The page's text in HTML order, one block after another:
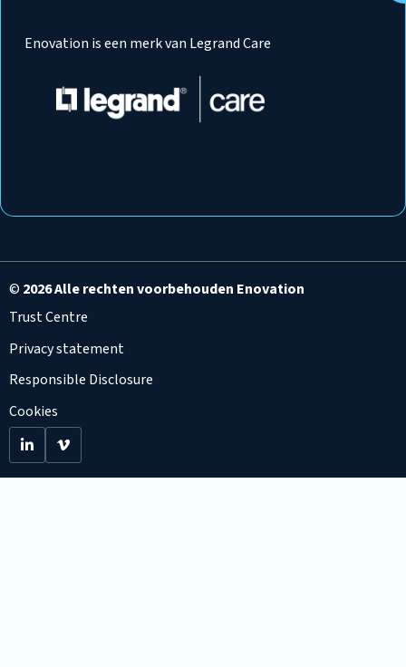
Enovation is een merk van Legrand Care
© 2026 Alle rechten voorbehouden Enovation
Trust Centre
Privacy statement
Responsible Disclosure
Cookies
Go
to
Go
to